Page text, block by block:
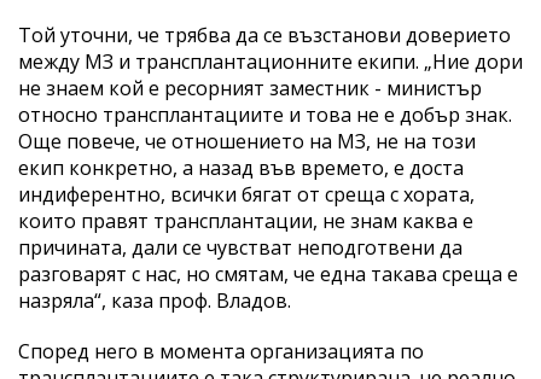
Той уточни, че трябва да се възстанови доверието
между МЗ и трансплантационните екипи. „Ние дори
не знаем кой е ресорният заместник - министър
относно трансплантациите и това не е добър знак.
Още повече, че отношението на МЗ, не на този
екип конкретно, а назад във времето, е доста
индиферентно, всички бягат от среща с хората,
които правят трансплантации, не знам каква е
причината, дали се чувстват неподготвени да
разговарят с нас, но смятам, че една такава среща е
назряла“, каза проф. Владов.
Според него в момента организацията по